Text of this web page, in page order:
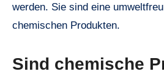
werden. Sie sind eine
chemischen Produkten.
Sind chemische